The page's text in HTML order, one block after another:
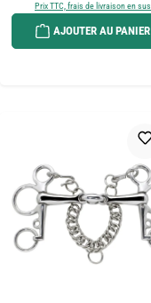
Prix TTC, frais de livraison en sus
AJOUTER AU PANIER